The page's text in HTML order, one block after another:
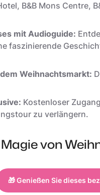
B&B Mons Centre,
mit Audioguide:
faszinierende
Weihnachtsmarkt:
Kostenloser
zu verlängern.
Magie von
🎁 Genießen Sie dieses